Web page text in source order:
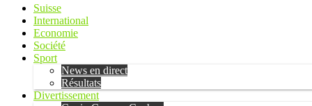
Suisse
International
Economie
Société
Sport
News en direct
Résultats
Divertissement